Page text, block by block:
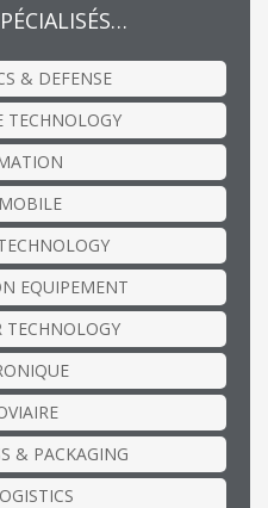
& DEFENSE
TECHNOLOGY
EQUIPEMENT
TECHNOLOGY
& PACKAGING